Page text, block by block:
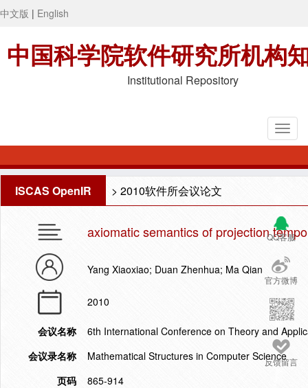
中文版 | English
中国科学院软件研究所机构
Institutional Repository
ISCAS OpenIR > 2010软件所会议论文
QQ客服
官方微博
反馈留言
axiomatic semantics of projection
Yang Xiaoxiao; Duan Zhenhua; Ma Qian
2010
会议名称
6th International Conference on Theory and
会议录名称
Mathematical Structures in Computer Science
页码
865-914